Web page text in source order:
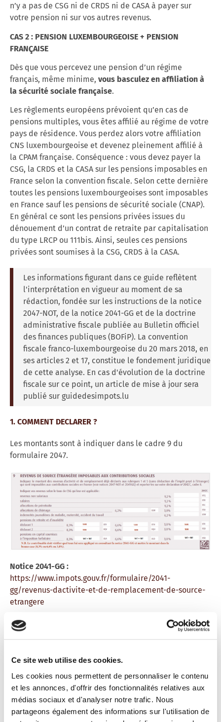
Ce site web utilise des cookies.
Les cookies nous permettent de personnaliser le contenu
et les annonces, d'offrir des fonctionnalités relatives aux
médias sociaux et d'analyser notre trafic. Nous
partageons également des informations sur l'utilisation de
n’y a pas de CSG ni de CRDS ni de CASA à payer sur
votre pension ni sur vos autres revenus.
CAS 2 : PENSION LUXEMBOURGEOISE + PENSION
FRANÇAISE
Dès que vous percevez une pension d’un régime
français, même minime, vous basculez en affiliation à
la sécurité sociale française.
Les règlements européens prévoient qu’en cas de
pensions multiples, vous êtes affilié au régime de votre
pays de résidence. Vous perdez alors votre affiliation
CNS luxembourgeoise et devenez pleinement affilié à
la CPAM française. Conséquence : vous devez payer la
CSG, la CRDS et la CASA sur les pensions imposables en
France selon la convention fiscale. Selon cette dernière
toutes les pensions luxembourgeoises sont imposables
en France sauf les pensions de sécurité sociale (CNAP).
En général ce sont les pensions privées issues du
dénouement d’un contrat de retraite par capitalisation
du type LRCP ou 111bis. Ainsi, seules ces pensions
privées sont soumises à la CSG, CRDS à la CASA.
Les informations figurant dans ce guide reflètent
l'interprétation en vigueur au moment de sa
rédaction, fondée sur les instructions de la notice
2047-NOT, de la notice 2041-GG et de la doctrine
administrative fiscale publiée au Bulletin officiel
des finances publiques (BOFiP). La convention
fiscale franco-luxembourgeoise du 20 mars 2018, en
ses articles 2 et 17, constitue le fondement juridique
de cette analyse. En cas d'évolution de la doctrine
fiscale sur ce point, un article de mise à jour sera
publié sur guidedesimpots.lu
1. COMMENT DECLARER ?
Les montants sont à indiquer dans le cadre 9 du
formulaire 2047.
Notice 2041-GG :
https://www.impots.gouv.fr/formulaire/2041-
gg/revenus-dactivite-et-de-remplacement-de-source-
etrangere
REMPLIR
ligne. Les contribuables qui n'ont pas internet ou
qui rencontrent des difficultés peuvent se rendre
dans les centres des finances publiques, à l'accueil
des services des impôts pour les particuliers. Des
ordinateurs sont à leur disposition. Pour les